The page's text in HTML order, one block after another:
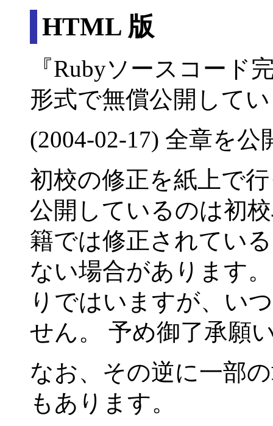
HTML 版
『Rubyソースコード
形式で無償公開して
(2004-02-17) 全章を
初校の修正を紙上で
公開しているのは初
籍では修正されてい
ない場合があります
りではいますが、い
せん。 予め御了承願
なお、その逆に一部
もあります。